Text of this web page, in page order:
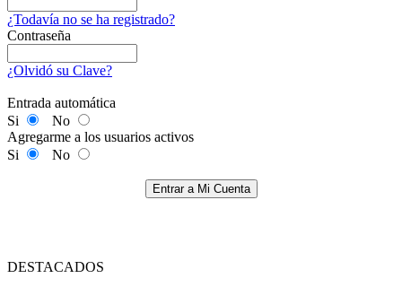
¿Todavía no se ha registrado?
Contraseña
¿Olvidó su Clave?
Entrada automática
Si
No
Agregarme a los usuarios activos
Si
No
Entrar a Mi Cuenta
DESTACADOS